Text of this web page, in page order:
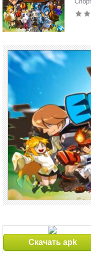
Скачать apk